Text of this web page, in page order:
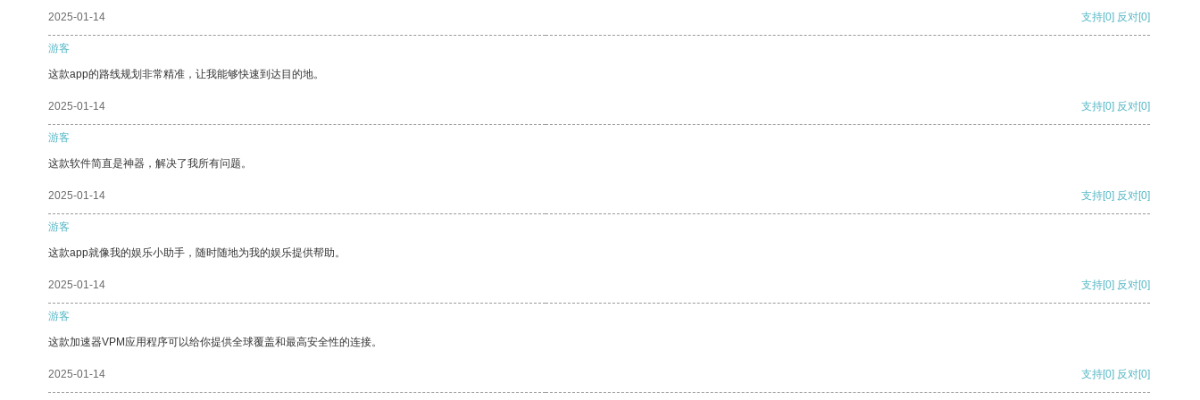
2025-01-14 支持[0] 反对[0]
游客
这款app的路线规划非常精准，让我能够快速到达目的地。
2025-01-14 支持[0] 反对[0]
游客
这款软件简直是神器，解决了我所有问题。
2025-01-14 支持[0] 反对[0]
游客
这款app就像我的娱乐小助手，随时随地为我的娱乐提供帮助。
2025-01-14 支持[0] 反对[0]
游客
这款加速器VPM应用程序可以给你提供全球覆盖和最高安全性的连接。
2025-01-14 支持[0] 反对[0]